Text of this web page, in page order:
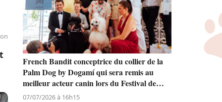
French Bandit conceptrice du collier de la
Palm Dog by Dogamí qui sera remis au
meilleur acteur canin lors du Festival de
Cannes
07/07/2026 à 16h15